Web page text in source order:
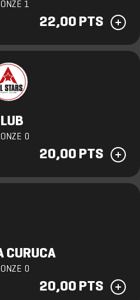
1
22,00 PTS
0
20,00 PTS
CURUCA
0
20,00 PTS